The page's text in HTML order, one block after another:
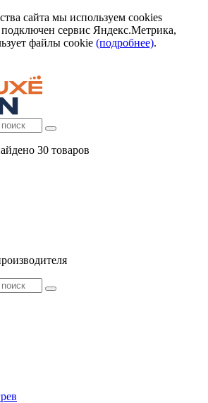
сайта мы используем cookies
сервис Яндекс.Метрика,
файлы cookie (подробнее).
30 товаров